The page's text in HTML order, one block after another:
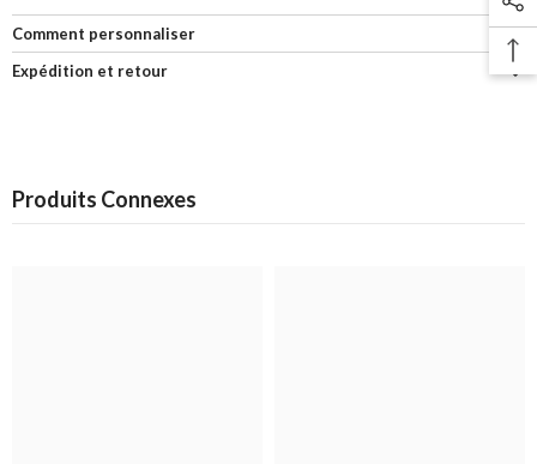
Comment personnaliser
Expédition et retour
Produits Connexes